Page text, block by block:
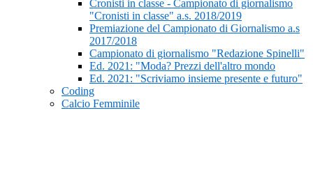
Cronisti in classe - Campionato di giornalismo
"Cronisti in classe" a.s. 2018/2019
Premiazione del Campionato di Giornalismo a.s
2017/2018
Campionato di giornalismo "Redazione Spinelli"
Ed. 2021: "Moda? Prezzi dell'altro mondo
Ed. 2021: "Scriviamo insieme presente e futuro"
Coding
Calcio Femminile